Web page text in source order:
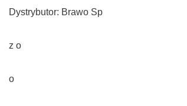
Dystrybutor: Brawo Sp
z o
o